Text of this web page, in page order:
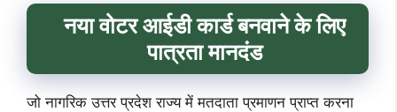
नया वोटर आईडी कार्ड बनवाने के लिए
पात्रतामानदंड
जो नागरिक उत्तर प्रदेश राज्य में मतदाता प्रमाणन प्राप्त करना